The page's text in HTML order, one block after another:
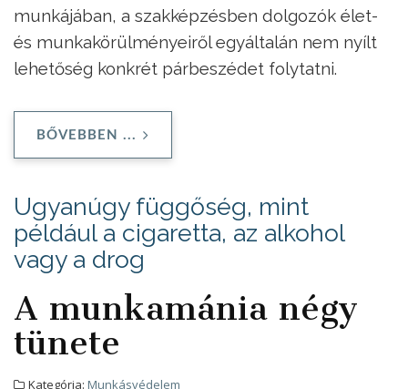
munkájában, a szakképzésben dolgozók élet-
és munkakörülményeiről egyáltalán nem nyílt
lehetőség konkrét párbeszédet folytatni.
BŐVEBBEN ...
Ugyanúgy függőség, mint
például a cigaretta, az alkohol
vagy a drog
A munkamánia négy
tünete
Kategória: Munkásvédelem